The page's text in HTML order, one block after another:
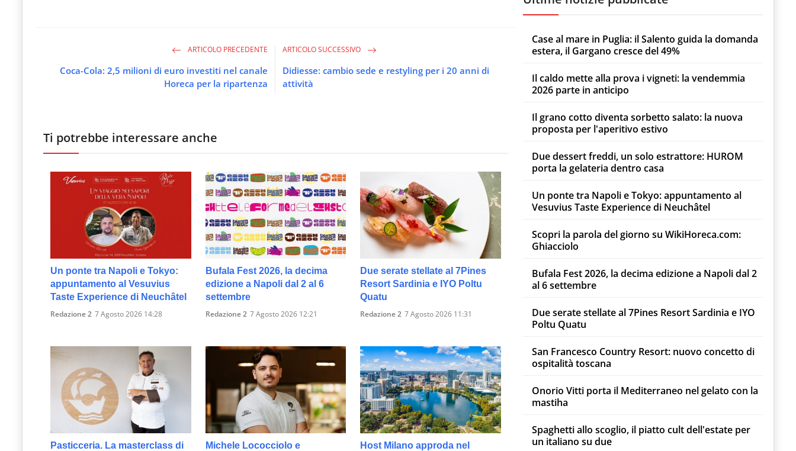
ARTICOLO PRECEDENTE
Coca-Cola: 2,5 milioni di euro investiti nel canale
Horeca per la ripartenza
ARTICOLO SUCCESSIVO
Didiesse: cambio sede e restyling per i 20 anni di
attività
Ti potrebbe interessare anche
Un ponte tra Napoli e Tokyo:
appuntamento al Vesuvius
Taste Experience di Neuchâtel
Redazione 2 7 Agosto 2026 14:28
Bufala Fest 2026, la decima
edizione a Napoli dal 2 al 6
settembre
Redazione 2 7 Agosto 2026 12:21
Due serate stellate al 7Pines
Resort Sardinia e IYO Poltu
Quatu
Redazione 2 7 Agosto 2026 11:31
Pasticceria. La masterclass di
Michele Lococciolo e
Host Milano approda nel
Case al mare in Puglia: il Salento guida la domanda
estera, il Gargano cresce del 49%
Il caldo mette alla prova i vigneti: la vendemmia
2026 parte in anticipo
Il grano cotto diventa sorbetto salato: la nuova
proposta per l'aperitivo estivo
Due dessert freddi, un solo estrattore: HUROM
porta la gelateria dentro casa
Un ponte tra Napoli e Tokyo: appuntamento al
Vesuvius Taste Experience di Neuchâtel
Scopri la parola del giorno su WikiHoreca.com:
Ghiacciolo
Bufala Fest 2026, la decima edizione a Napoli dal 2
al 6 settembre
Due serate stellate al 7Pines Resort Sardinia e IYO
Poltu Quatu
San Francesco Country Resort: nuovo concetto di
ospitalità toscana
Onorio Vitti porta il Mediterraneo nel gelato con la
mastiha
Spaghetti allo scoglio, il piatto cult dell'estate per
un italiano su due